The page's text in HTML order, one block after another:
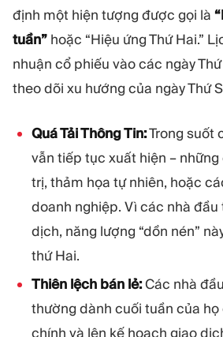
định một hiện tượng được gọi là
tuần” hoặc “Hiệu ứng Thứ Hai.”
nhuận cổ phiếu vào các ngày
theo dõi xu hướng của ngày Thứ
Quá Tải Thông Tin:Trong suốt
vẫn tiếp tục xuất hiện –
trị, thảm họa tự nhiên, hoặc
doanh nghiệp. Vì các nhà
dịch, năng lượng “dồn nén”
thứ Hai.
Thiên lệch bán lẻ:Các nhà
thường dành cuối tuần của
chính và lên kế hoạch giao